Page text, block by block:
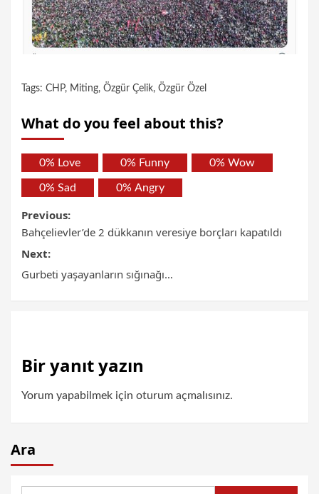
Tags: CHP, Miting, Özgür Çelik, Özgür Özel
What do you feel about this?
0% Love 0% Funny 0% Wow
0% Sad 0% Angry
Previous:
Bahçelievler’de 2 dükkanın veresiye borçları kapatıldı
Next:
Gurbeti yaşayanların sığınağı…
Bir yanıt yazın
Yorum yapabilmek için oturum açmalısınız.
Ara